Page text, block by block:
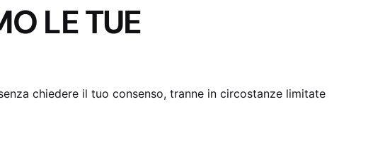
LE TUE
chiedere il tuo consenso, tranne in circostanze limitate